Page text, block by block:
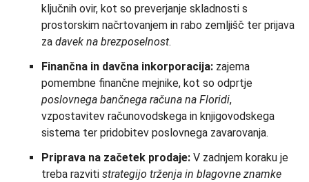
ključnih ovir, kot so preverjanje skladnosti s
prostorskim načrtovanjem in rabo zemljišč ter prijava
za davek na brezposelnost.
Finančna in davčna inkorporacija: zajema
pomembne finančne mejnike, kot so odprtje
poslovnega bančnega računa na Floridi,
vzpostavitev računovodskega in knjigovodskega
sistema ter pridobitev poslovnega zavarovanja.
Priprava na začetek prodaje: V zadnjem koraku je
treba razviti strategijo trženja in blagovne znamke